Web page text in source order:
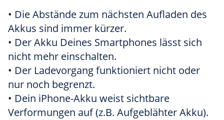
• Die Abstände zum nächsten Aufladen des
Akkus sind immer kürzer.
• Der Akku Deines Smartphones lässt sich
nicht mehr einschalten.
• Der Ladevorgang funktioniert nicht oder
nur noch begrenzt.
• Dein iPhone-Akku weist sichtbare
Verformungen auf (z.B. Aufgeblähter Akku).